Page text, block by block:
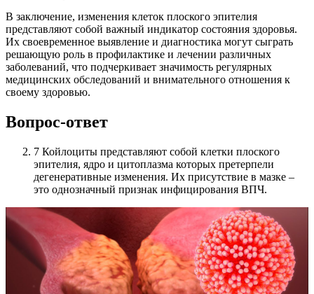
В заключение, изменения клеток плоского эпителия
представляют собой важный индикатор состояния здоровья.
Их своевременное выявление и диагностика могут сыграть
решающую роль в профилактике и лечении различных
заболеваний, что подчеркивает значимость регулярных
медицинских обследований и внимательного отношения к
своему здоровью.
Вопрос-ответ
7 Койлоциты представляют собой клетки плоского
эпителия, ядро и цитоплазма которых претерпели
дегенеративные изменения. Их присутствие в мазке –
это однозначный признак инфицирования ВПЧ.